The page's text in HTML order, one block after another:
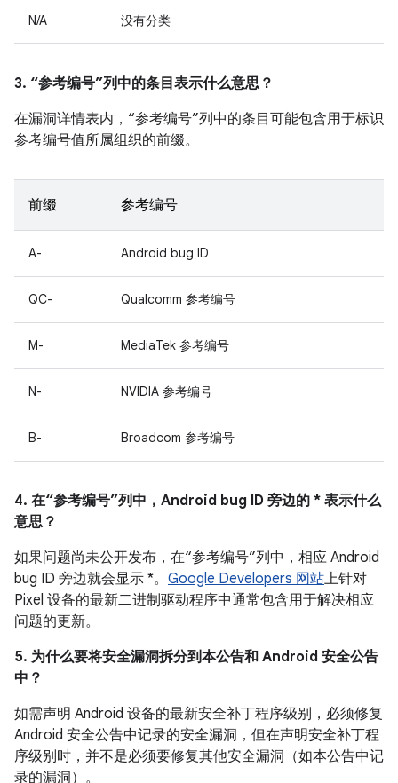
N/A 没有分类
3. “参考编号”列中的条目表示什么意思？
在漏洞详情表内，“参考编号”列中的条目可能包含用于标识
参考编号值所属组织的前缀。
前缀 参考编号
A- Android bug ID
QC- Qualcomm 参考编号
M- MediaTek 参考编号
N- NVIDIA 参考编号
B- Broadcom 参考编号
4. 在“参考编号”列中，Android bug ID 旁边的 * 表示什么
意思？
如果问题尚未公开发布，在“参考编号”列中，相应 Android
bug ID 旁边就会显示 *。 Google Developers 网站上针对
Pixel 设备的最新二进制驱动程序中通常包含用于解决相应
问题的更新。
5. 为什么要将安全漏洞拆分到本公告和 Android 安全公告
中？
如需声明 Android 设备的最新安全补丁程序级别，必须修复
Android 安全公告中记录的安全漏洞，但在声明安全补丁程
序级别时，并不是必须要修复其他安全漏洞（如本公告中记
录的漏洞）。